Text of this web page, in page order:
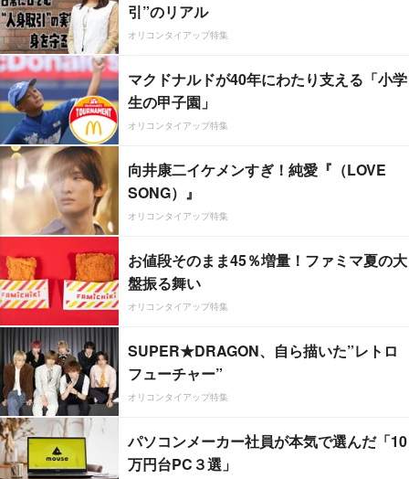
引”のリアル
オリコンタイアップ特集
マクドナルドが40年にわたり支える「小学
生の甲子園」
オリコンタイアップ特集
向井康二イケメンすぎ！純愛『（LOVE
SONG）』
オリコンタイアップ特集
お値段そのまま45％増量！ファミマ夏の大
盤振る舞い
オリコンタイアップ特集
SUPER★DRAGON、自ら描いた”レトロ
フューチャー”
オリコンタイアップ特集
パソコンメーカー社員が本気で選んだ「10
万円台PC３選」